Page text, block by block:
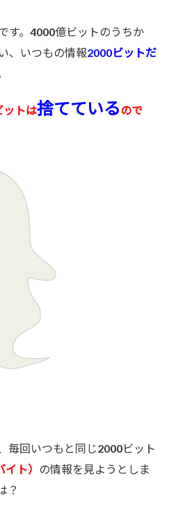
す。4000億ビットのうちか
、いつもの情報2000ビットだ
ットは捨てているので
毎回いつもと同じ2000ビット
ト） の情報を見ようとしま
？